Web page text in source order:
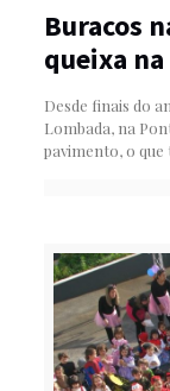
Buracos
queixa
Desde finais do
Lombada, na
pavimento, o